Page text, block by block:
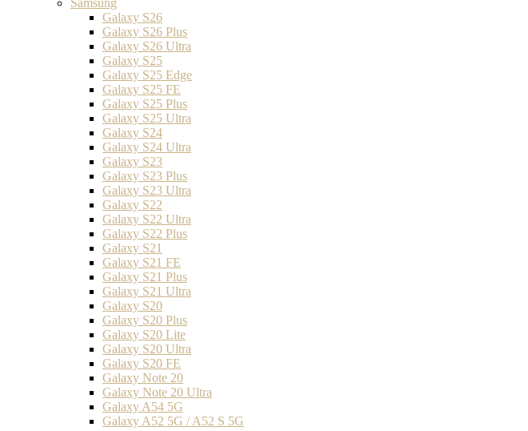
Samsung
Galaxy S26
Galaxy S26 Plus
Galaxy S26 Ultra
Galaxy S25
Galaxy S25 Edge
Galaxy S25 FE
Galaxy S25 Plus
Galaxy S25 Ultra
Galaxy S24
Galaxy S24 Ultra
Galaxy S23
Galaxy S23 Plus
Galaxy S23 Ultra
Galaxy S22
Galaxy S22 Ultra
Galaxy S22 Plus
Galaxy S21
Galaxy S21 FE
Galaxy S21 Plus
Galaxy S21 Ultra
Galaxy S20
Galaxy S20 Plus
Galaxy S20 Lite
Galaxy S20 Ultra
Galaxy S20 FE
Galaxy Note 20
Galaxy Note 20 Ultra
Galaxy A54 5G
Galaxy A52 5G / A52 S 5G